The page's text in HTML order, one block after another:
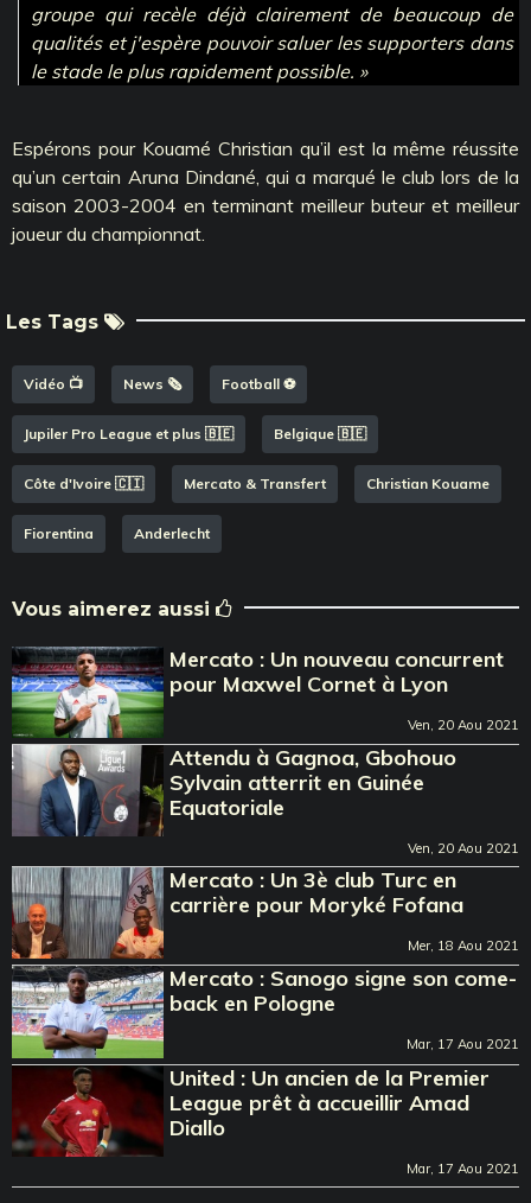
groupe qui recèle déjà clairement de beaucoup de
qualités et j'espère pouvoir saluer les supporters dans
le stade le plus rapidement possible. »
Espérons pour Kouamé Christian qu’il est la même réussite
qu’un certain Aruna Dindané, qui a marqué le club lors de la
saison 2003-2004 en terminant meilleur buteur et meilleur
joueur du championnat.
Les Tags
Vidéo 📺 News 🗞️ Football ⚽️
Jupiler Pro League et plus 🇧🇪 Belgique 🇧🇪
Côte d'Ivoire 🇨🇮 Mercato & Transfert Christian Kouame
Fiorentina Anderlecht
Vous aimerez aussi
Mercato : Un nouveau concurrent
pour Maxwel Cornet à Lyon
Ven, 20 Aou 2021
Attendu à Gagnoa, Gbohouo
Sylvain atterrit en Guinée
Equatoriale
Ven, 20 Aou 2021
Mercato : Un 3è club Turc en
carrière pour Moryké Fofana
Mer, 18 Aou 2021
Mercato : Sanogo signe son come-
back en Pologne
Mar, 17 Aou 2021
United : Un ancien de la Premier
League prêt à accueillir Amad
Diallo
Mar, 17 Aou 2021